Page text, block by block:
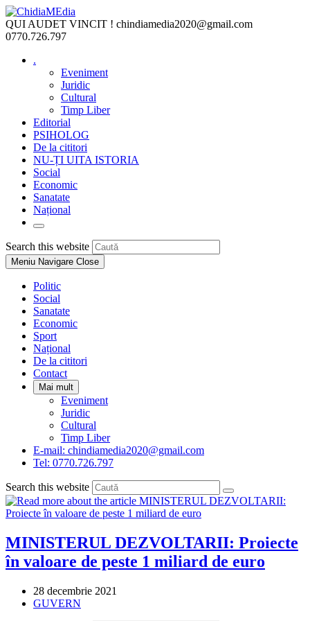
Skip
to
content
QUI AUDET VINCIT ! chindiamedia2020@gmail.com
0770.726.797
.
Eveniment
Juridic
Cultural
Timp Liber
Editorial
PSIHOLOG
De la cititori
NU-ȚI UITA ISTORIA
Social
Economic
Sanatate
Național
Toggle
website
search
Search this website
Escape
Meniu Navigare Close
Politic
Social
Sanatate
Economic
Sport
Național
De la cititori
Contact
Mai mult
Eveniment
Juridic
Cultural
Timp Liber
E-mail: chindiamedia2020@gmail.com
Tel: 0770.726.797
Search this website
MINISTERUL DEZVOLTARII: Proiecte
în valoare de peste 1 miliard de euro
Post
published:
28 decembrie 2021
Post
GUVERN